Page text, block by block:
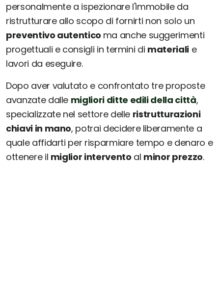
personalmente a ispezionare l'immobile da
ristrutturare allo scopo di fornirti non solo un
preventivo autentico ma anche suggerimenti
progettuali e consigli in termini di materialie
lavori da eseguire.
Dopo aver valutato e confrontato tre proposte
avanzate dalle migliori ditte edili della città,
specializzate nel settore delle ristrutturazioni
chiavi in mano, potrai decidere liberamente a
quale affidarti per risparmiare tempo e denaro e
ottenere il miglior intervento al minor prezzo.